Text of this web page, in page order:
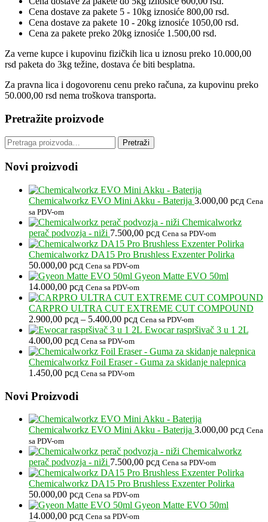
Cena dostave za pakete 5 - 10kg iznosiće 800,00 rsd.
Cena dostave za pakete 10 - 20kg iznosiće 1050,00 rsd.
Cena za pakete preko 20kg iznosiće 1.500,00 rsd.
Za verne kupce i kupovinu fizičkih lica u iznosu preko 10.000,00
rsd paketa do 3kg težine, dostava će biti besplatna.
Za pravna lica i dogovorenu cenu preko računa, za kupovinu preko
50.000,00 rsd nema troškova transporta.
Pretražite proizvode
Pretraga
za:
Pretraži
Novi proizvodi
Chemicalworkz EVO Mini Akku - Baterija 3.000,00 рсд Cena
sa PDV-om
Chemicalworkz
perač podvozja - niži 7.500,00 рсд Cena sa PDV-om
Chemicalworkz DA15 Pro Brushless Exzenter Polirka
50.000,00 рсд Cena sa PDV-om
Gyeon Matte EVO 50ml
14.000,00 рсд Cena sa PDV-om
CARPRO ULTRA CUT EXTREME CUT COMPOUND
2.900,00 рсд – 5.400,00 рсдRaspon
cena:
2.900,00 рсд
do
Cena sa PDV-om
Ewocar raspršivač 3 u 1 2L
4.000,00 рсд Cena sa PDV-om
Chemicalworkz Foil Eraser - Guma za skidanje nalepnica
1.450,00 рсд Cena sa PDV-om
Footer
Novi Proizvodi
Chemicalworkz EVO Mini Akku - Baterija 3.000,00 рсд Cena
sa PDV-om
Chemicalworkz
perač podvozja - niži 7.500,00 рсд Cena sa PDV-om
Chemicalworkz DA15 Pro Brushless Exzenter Polirka
50.000,00 рсд Cena sa PDV-om
Gyeon Matte EVO 50ml
14.000,00 рсд Cena sa PDV-om